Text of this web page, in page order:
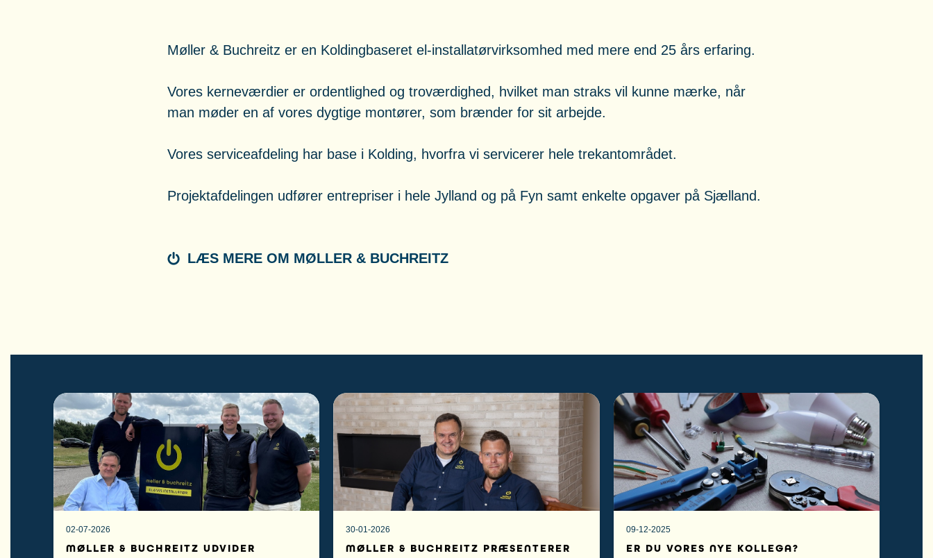
Møller & Buchreitz er en Koldingbaseret el-installatørvirksomhed med mere end 25 års erfaring.
Vores kerneværdier er ordentlighed og troværdighed, hvilket man straks vil kunne mærke, når
man møder en af vores dygtige montører, som brænder for sit arbejde.
Vores serviceafdeling har base i Kolding, hvorfra vi servicerer hele trekantområdet.
Projektafdelingen udfører entrepriser i hele Jylland og på Fyn samt enkelte opgaver på Sjælland.
LÆS MERE OM MØLLER & BUCHREITZ
02-07-2026
MØLLER & BUCHREITZ UDVIDER
30-01-2026
MØLLER & BUCHREITZ PRÆSENTERER
09-12-2025
ER DU VORES NYE KOLLEGA?